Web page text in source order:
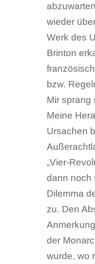
wieder
Werk des
Brinton
bzw.
Mir sprang
Meine
Ursachen
„Vier-
dann noch
Dilemma
zu. Den
der
wurde, wo